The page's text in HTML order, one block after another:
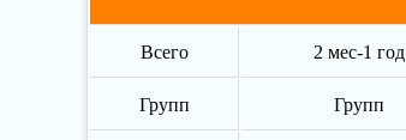
Всего 2 мес-1 год
Групп Групп